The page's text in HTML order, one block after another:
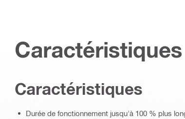
Caractéristiques
Durée de fonctionnement jusqu'à 100 % plus